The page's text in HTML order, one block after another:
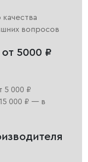
вопросов
5000 ₽
5 000 ₽
000 ₽ — в